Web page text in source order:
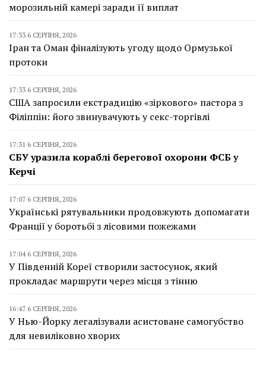
морозильній камері заради її виплат
17:33 6 СЕРПНЯ, 2026
Іран та Оман фіналізують угоду щодо Ормузької
протоки
17:33 6 СЕРПНЯ, 2026
США запросили екстрадицію «зіркового» пастора з
Філіппін: його звинувачують у секс-торгівлі
17:31 6 СЕРПНЯ, 2026
СБУ уразила кораблі берегової охорони ФСБ у
Керчі
17:07 6 СЕРПНЯ, 2026
Українські рятувальники продовжують допомагати
Франції у боротьбі з лісовими пожежами
17:04 6 СЕРПНЯ, 2026
У Південній Кореї створили застосунок, який
прокладає маршрути через місця з тінню
16:47 6 СЕРПНЯ, 2026
У Нью-Йорку легалізували асистоване самогубство
для невиліковно хворих